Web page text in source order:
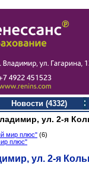
Новости (4332)
ул. 2-я
мир плюс" (6)
плюс"
ул. 2-я